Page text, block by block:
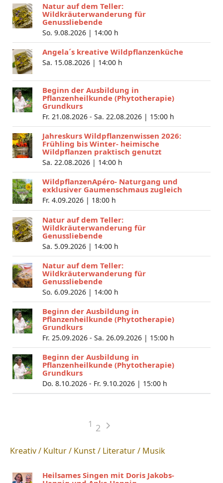
Natur auf dem Teller:
Wildkräuterwanderung für
Genussliebende
So. 9.08.2026 | 14:00 h
Angela´s kreative Wildpflanzenküche
Sa. 15.08.2026 | 14:00 h
Beginn der Ausbildung in
Pflanzenheilkunde (Phytotherapie)
Grundkurs
Fr. 21.08.2026 - Sa. 22.08.2026 | 15:00 h
Jahreskurs Wildpflanzenwissen 2026:
Frühling bis Winter- heimische
Wildpflanzen praktisch genutzt
Sa. 22.08.2026 | 14:00 h
WildpflanzenApéro- Naturgang und
exklusiver Gaumenschmaus zugleich
Fr. 4.09.2026 | 18:00 h
Natur auf dem Teller:
Wildkräuterwanderung für
Genussliebende
Sa. 5.09.2026 | 14:00 h
Natur auf dem Teller:
Wildkräuterwanderung für
Genussliebende
So. 6.09.2026 | 14:00 h
Beginn der Ausbildung in
Pflanzenheilkunde (Phytotherapie)
Grundkurs
Fr. 25.09.2026 - Sa. 26.09.2026 | 15:00 h
Beginn der Ausbildung in
Pflanzenheilkunde (Phytotherapie)
Grundkurs
Do. 8.10.2026 - Fr. 9.10.2026 | 15:00 h
1 2
Kreativ / Kultur / Kunst / Literatur / Musik
Heilsames Singen mit Doris Jakobs-